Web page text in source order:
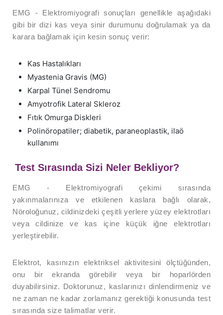
EMG - Elektromiyografi sonuçları genellikle aşağıdaki
gibi bir dizi kas veya sinir durumunu doğrulamak ya da
karara bağlamak için kesin sonuç verir:
Kas Hastalıkları
Myastenia Gravis (MG)
Karpal Tünel Sendromu
Amyotrofik Lateral Skleroz
Fıtık Omurga Diskleri
Polinöropatiler; diabetik, paraneoplastik, ilaö
kullanımı
Test Sırasında Sizi Neler Bekliyor?
EMG - Elektromiyografi çekimi sırasında
yakınmalarınıza ve etkilenen kaslara bağlı olarak,
Nöroloğunuz, cildinizdeki çeşitli yerlere yüzey elektrotları
veya cildinize ve kas içine küçük iğne elektrotları
yerleştirebilir.
Elektrot, kasınızın elektriksel aktivitesini ölçtüğünden,
onu bir ekranda görebilir veya bir hoparlörden
duyabilirsiniz. Doktorunuz, kaslarınızı dinlendirmeniz ve
ne zaman ne kadar zorlamanız gerektiği konusunda test
sırasında size talimatlar verir.